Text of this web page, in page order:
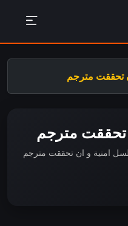
تحققت مترجم
مترجم
امنية و ان تحققت مترجم